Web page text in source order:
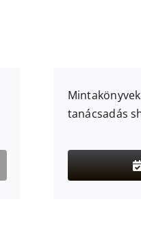
tanácsadás